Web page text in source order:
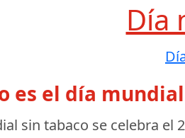
Día
es el día
sin tabaco se celebra el